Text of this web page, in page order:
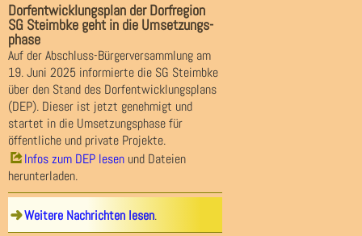
Dorfentwicklungsplan der Dorfregion
SG Steimbke geht in die Umsetzungs-
phase
Auf der Abschluss-Bürgerversammlung am
19. Juni 2025 informierte die SG Steimbke
über den Stand des Dorfentwicklungsplans
(DEP). Dieser ist jetzt genehmigt und
startet in die Umsetzungsphase für
öffentliche und private Projekte.
Infos zum DEP lesen und Dateien
herunterladen.
Weitere Nachrichten lesen.